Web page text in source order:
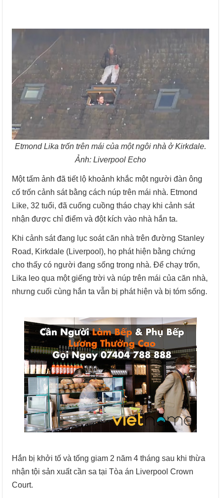
Etmond Lika trốn trên mái của một ngôi nhà ở Kirkdale.
Ảnh: Liverpool Echo
Một tấm ảnh đã tiết lộ khoảnh khắc một người đàn ông
cố trốn cảnh sát bằng cách núp trên mái nhà. Etmond
Like, 32 tuổi, đã cuống cuồng tháo chạy khi cảnh sát
nhận được chỉ điểm và đột kích vào nhà hắn ta.
Khi cảnh sát đang lục soát căn nhà trên đường Stanley
Road, Kirkdale (Liverpool), họ phát hiện bằng chứng
cho thấy có người đang sống trong nhà. Để chạy trốn,
Lika leo qua một giếng trời và núp trên mái của căn nhà,
nhưng cuối cùng hắn ta vẫn bị phát hiện và bị tóm sống.
Hắn bị khởi tố và tống giam 2 năm 4 tháng sau khi thừa
nhận tội sản xuất cần sa tại Tòa án Liverpool Crown
Court.